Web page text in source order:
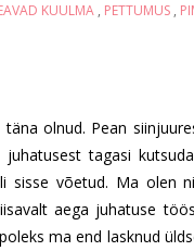
KUULMA, PETTUMUS,
olnud. Pean
tagasi
sisse võetud. Ma olen
aega juhatuse
ma end lasknud